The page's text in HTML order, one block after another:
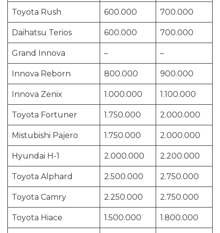
Toyota Rush 600.000 700.000
Daihatsu Terios 600.000 700.000
Grand Innova – –
Innova Reborn 800.000 900.000
Innova Zenix 1.000.000 1.100.000
Toyota Fortuner 1.750.000 2.000.000
Mistubishi Pajero 1.750.000 2.000.000
Hyundai H-1 2.000.000 2.200.000
Toyota Alphard 2.500.000 2.750.000
Toyota Camry 2.250.000 2.750.000
Toyota Hiace 1.500.000 1.800.000